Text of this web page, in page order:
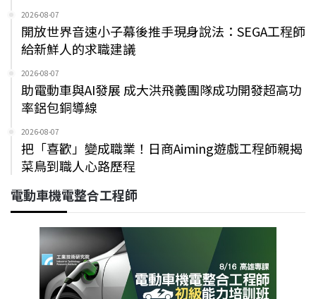
2026-08-07
開放世界音速小子幕後推手現身說法：SEGA工程師
給新鮮人的求職建議
2026-08-07
助電動車與AI發展 成大洪飛義團隊成功開發超高功
率鋁包銅導線
2026-08-07
把「喜歡」變成職業！日商Aiming遊戲工程師親揭
菜鳥到職人心路歷程
電動車機電整合工程師